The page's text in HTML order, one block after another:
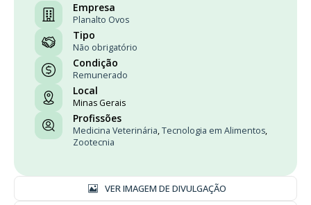
Empresa
Planalto Ovos
Tipo
Não obrigatório
Condição
Remunerado
Local
Minas Gerais
Profissões
Medicina Veterinária,Tecnologia em Alimentos,
Zootecnia
VER IMAGEM DE DIVULGAÇÃO